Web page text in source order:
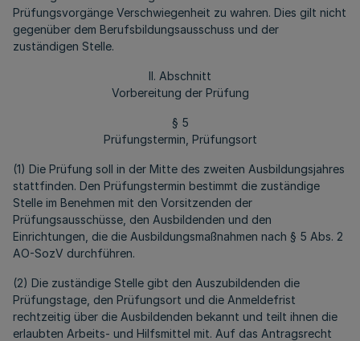
Prüfungsvorgänge Verschwiegenheit zu wahren. Dies gilt nicht
gegenüber dem Berufsbildungsausschuss und der
zuständigen Stelle.
II. Abschnitt
Vorbereitung der Prüfung
§ 5
Prüfungstermin, Prüfungsort
(1) Die Prüfung soll in der Mitte des zweiten Ausbildungsjahres
stattfinden. Den Prüfungstermin bestimmt die zuständige
Stelle im Benehmen mit den Vorsitzenden der
Prüfungsausschüsse, den Ausbildenden und den
Einrichtungen, die die Ausbildungsmaßnahmen nach § 5 Abs. 2
AO-SozV durchführen.
(2) Die zuständige Stelle gibt den Auszubildenden die
Prüfungstage, den Prüfungsort und die Anmeldefrist
rechtzeitig über die Ausbildenden bekannt und teilt ihnen die
erlaubten Arbeits- und Hilfsmittel mit. Auf das Antragsrecht